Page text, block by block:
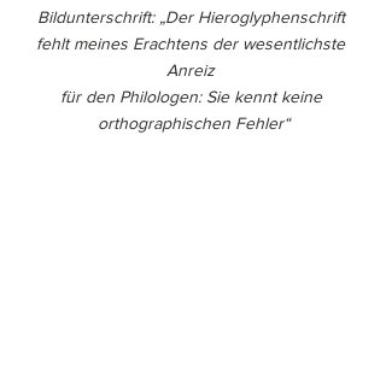
Bildunterschrift: „Der Hieroglyphenschrift
fehlt meines Erachtens der wesentlichste
Anreiz
für den Philologen: Sie kennt keine
orthographischen Fehler“